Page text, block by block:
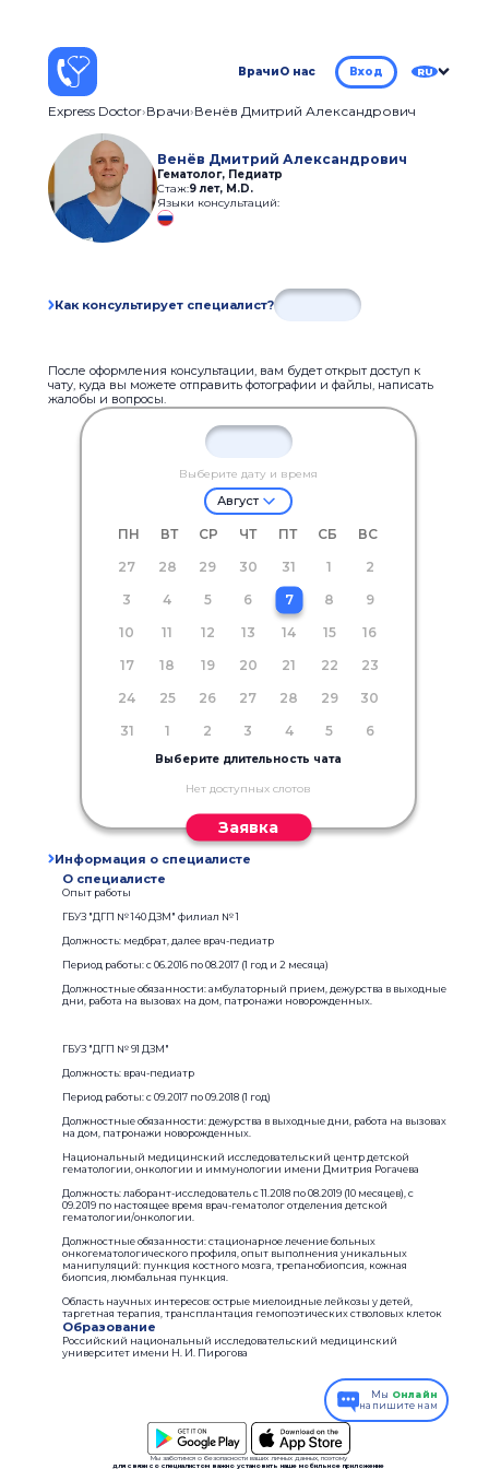
ВрачиО нас Вход RU
Express Doctor Врачи Венёв Дмитрий Александрович
Венёв Дмитрий Александрович
Гематолог, Педиатр
Стаж:9 лет, M.D.
Языки консультаций:
Как консультирует специалист?
После оформления консультации, вам будет открыт доступ к
чату, куда вы можете отправить фотографии и файлы, написать
жалобы и вопросы.
Выберите дату и время
Август
ПН ВТ СР ЧТ ПТ СБ
ВС
27
28 29 30 31 1
2
3
4 5 6 7 8
9
10
11 12 13 14 15
16
17
18 19 20 21 22
23
24
25 26 27 28 29
30
31
1 2 3 4 5 6
Выберите длительность чата
Нет доступных слотов
Заявка
Информация о специалисте
О специалисте
Опыт работы
ГБУЗ "ДГП № 140 ДЗМ" филиал № 1
Должность: медбрат, далее врач-педиатр
Период работы: c 06.2016 по 08.2017 (1 год и 2 месяца)
Должностные обязанности: амбулаторный прием, дежурства в выходные
дни, работа на вызовах на дом, патронажи новорожденных.
ГБУЗ "ДГП № 91 ДЗМ"
Должность: врач-педиатр
Период работы: c 09.2017 по 09.2018 (1 год)
Должностные обязанности: дежурства в выходные дни, работа на вызовах
на дом, патронажи новорожденных.
Национальный медицинский исследовательский центр детской
гематологии, онкологии и иммунологии имени Дмитрия Рогачева
Должность: лаборант-исследователь с 11.2018 по 08.2019 (10 месяцев), с
09.2019 по настоящее время врач-гематолог отделения детской
гематологии/онкологии.
Должностные обязанности: стационарное лечение больных
онкогематологического профиля, опыт выполнения уникальных
манипуляций: пункция костного мозга, трепанобиопсия, кожная
биопсия, люмбальная пункция.
Область научных интересов: острые миелоидные лейкозы у детей,
таргетная терапия, трансплантация гемопоэтических стволовых клеток
Образование
Российский национальный исследовательский медицинский
университет имени Н. И. Пирогова
Мы Онлайн
напишите нам
Мы заботимся о безопасности ваших личных данных, поэтому
для связи со специалистом важно установить наше мобильное приложение